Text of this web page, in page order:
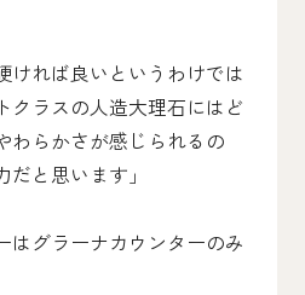
ければ良いというわけでは
クラスの人造大理石にはど
わらかさが感じられるの
と思います」
グラーナカウンターのみ